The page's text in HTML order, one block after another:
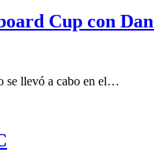
Cup con
se llevó a cabo en el…